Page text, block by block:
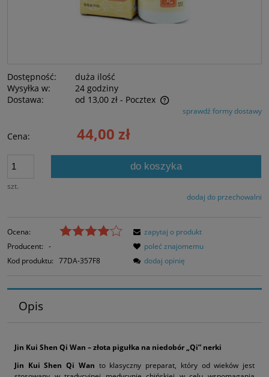
Dostępność:
duża ilość
Wysyłka w:
24 godziny
Dostawa:
od 13,00 zł - Pocztex
Cena nie zawiera ewentualnych kosztów płatnościsprawdź formy dostawy
Cena: 44,00 zł
szt.
do koszyka
dodaj do przechowalni
Ocena:
Producent: -
Kod produktu: 77DA-357F8
zapytaj o produkt
poleć znajomemu
dodaj opinię
Opis
Jin Kui Shen Qi Wan – złota pigułka na niedobór „Qi” nerki
Jin Kui Shen Qi Wan to klasyczny preparat, który od wieków jest